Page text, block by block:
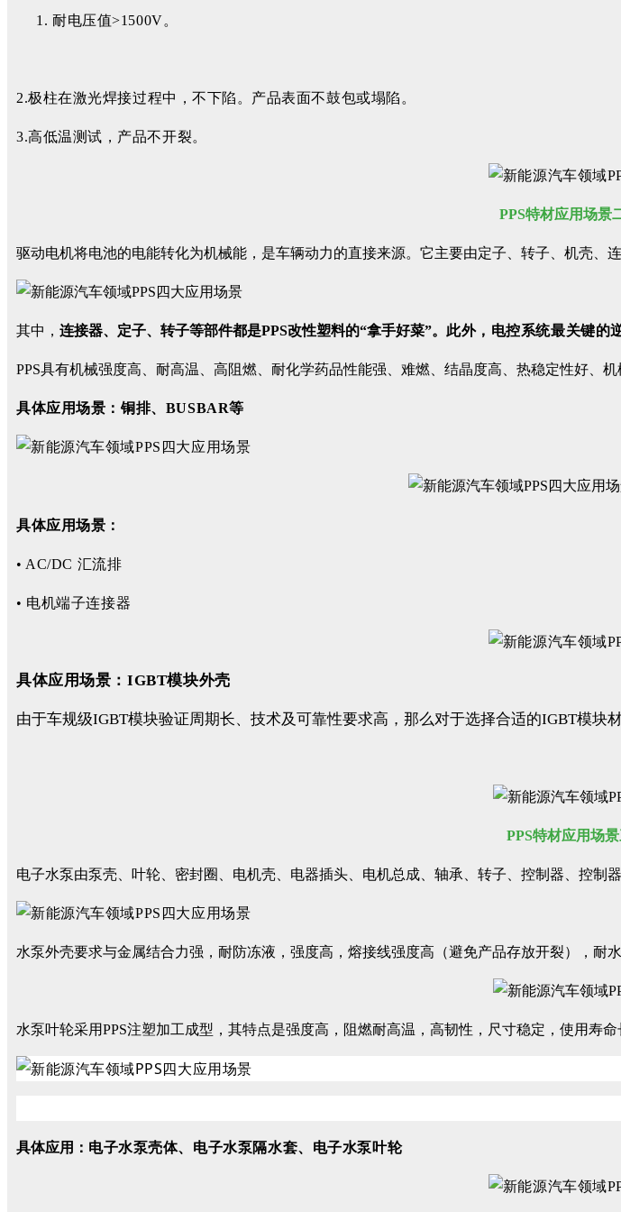
耐电压值>1500V。
2.极柱在激光焊接过程中，不下陷。产品表面不鼓包或塌陷。
3.高低温测试，产品不开裂。
PPS特材应用场景
驱动电机将电池的电能转化为机械能，是车辆动力的直接来源。它主要由定子、转子、机壳、
其中， 连接器、定子、转子等部件都是PPS改性塑料的“拿手好菜”。 此外， 电控系统最关键的
PPS具有机械强度高、耐高温、高阻燃、耐化学药品性能强、难燃、结晶度高、热稳定性好、
具体应用场景：铜排、BUSBAR等
具体应用场景：
• AC/DC 汇流排
• 电机端子连接器
具体应用场景：IGBT模块外壳
由于车规级IGBT模块验证周期长、技术及可靠性要求高，那么对于选择合适的IGBT模块
PPS特材应用场
电子水泵由泵壳、叶轮、密封圈、电机壳、电器插头、电机总成、轴承、转子、控制器、控制
水泵外壳要求与金属结合力强，耐防冻液，强度高，熔接线强度高（避免产品存放开裂），耐水
水泵叶轮采用PPS注塑加工成型，其特点是强度高，阻燃耐高温，高韧性，尺寸稳定，使用寿
具体应用： 电子水泵壳体、 电子水泵隔水套、 电子水泵叶轮